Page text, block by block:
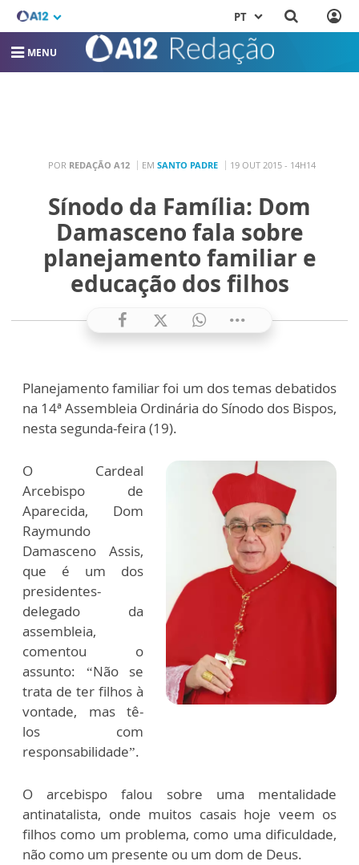
PT
MENU
POR REDAÇÃO A12 EM SANTO PADRE 19 OUT 2015 - 14H14
Sínodo da Família: Dom
Damasceno fala sobre
planejamento familiar e
educação dos filhos
Planejamento familiar foi um dos temas debatidos
na 14ª Assembleia Ordinária do Sínodo dos Bispos,
nesta segunda-feira (19).
O Cardeal
Arcebispo de
Aparecida, Dom
Raymundo
Damasceno Assis,
que é um dos
presidentes-
delegado da
assembleia,
comentou o
assunto: “Não se
trata de ter filhos à
vontade, mas tê-
los com
responsabilidade”.
O arcebispo falou sobre uma mentalidade
antinatalista, onde muitos casais hoje veem os
filhos como um problema, como uma dificuldade,
não como um presente ou um dom de Deus.